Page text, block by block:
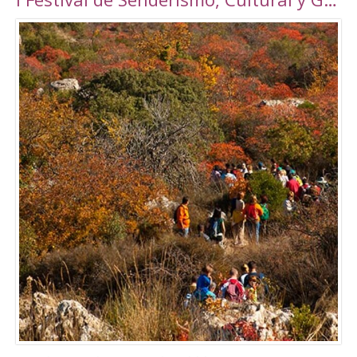
Torrepalma ***, con unas novedosas y amplias
instalaciones inauguradas en 2010, con una
superficie total de 6889 m2. Amplio abanico
de actividades tanto libres como dirigidas.
Tarifas Las tarifas para entradas individuales y
de forma puntual tienen un importe de
5,00€. También existe la posibilidad de
adquirir un Bono de 10 usos (válido durante 90
días) a un precio de 40,00€. Tanto el ticket
como el Bono son de uso personal e
intransferible. Con acceso durante todo el día
en los horarios abajo indicados. El precio de la
entrada a la piscina para un adulto es de 3,50€.
Para consultar el resto de precios y horarios
sigan este enlace:
http://alcalalarealesdeporte.com/tarifas/
Piscina Este centro cuenta, además de con el